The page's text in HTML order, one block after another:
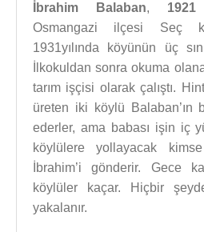
İbrahim Balaban, 1921
Osmangazi ilçesi Seç
1931yılında köyünün üç
İlkokuldan sonra okuma
tarım işçisi olarak çalıştı.
üreten iki köylü Balaban’ın
ederler, ama babası işin iç
köylülere yollayacak
İbrahim’i gönderir. Gece
köylüler kaçar. Hiçbir
yakalanır.